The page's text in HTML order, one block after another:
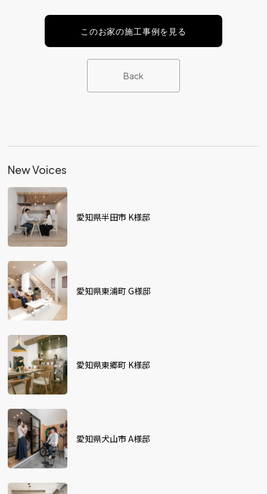
このお家の施工事例を見る
Back
New Voices
愛知県半田市 K様邸
愛知県東浦町 G様邸
愛知県東郷町 K様邸
愛知県犬山市 A様邸